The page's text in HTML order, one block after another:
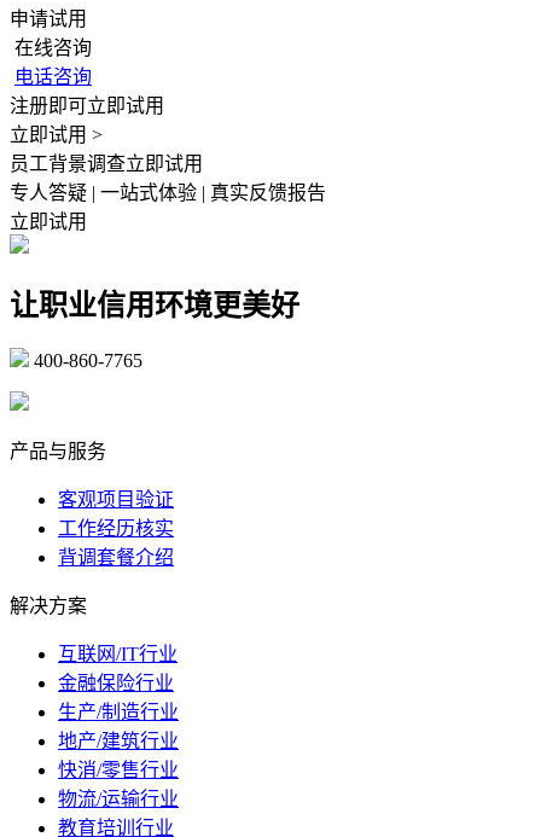
申请试用
在线咨询
电话咨询
注册即可立即试用
立即试用 >
员工背景调查立即试用
专人答疑 | 一站式体验 | 真实反馈报告
立即试用
让职业信用环境更美好
400-860-7765
产品与服务
客观项目验证
工作经历核实
背调套餐介绍
解决方案
互联网/IT行业
金融保险行业
生产/制造行业
地产/建筑行业
快消/零售行业
物流/运输行业
教育培训行业